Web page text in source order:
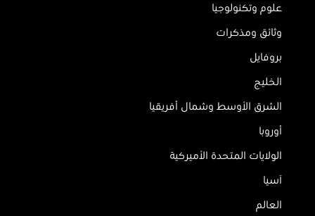
علوم وتكنولوجيا
وثائق ومذكرات
بروفايل
الخليج
الشرق الأوسط وشمال أفريقيا
أوروبا
الولايات المتحدة الأميركية
آسيا
العالم